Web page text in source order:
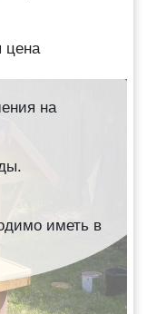
цена
на
иметь в